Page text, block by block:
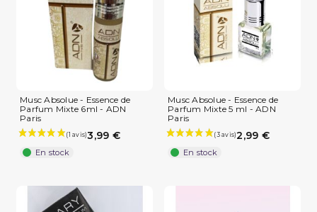
Musc Absolue - Essence de
Parfum Mixte 6ml - ADN
Paris
3,99 €
En stock
Musc Absolue - Essence de
Parfum Mixte 5 ml - ADN
Paris
2,99 €
En stock